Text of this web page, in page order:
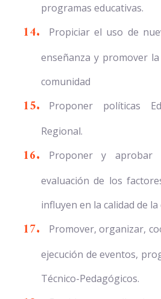
programas educativas.
Propiciar el uso de
enseñanza y promover
comunidad
Proponer políticas
Regional.
Proponer y aprobar
evaluación de los
influyen en la calidad de la
Promover, organizar,
ejecución de eventos,
Técnico-Pedagógicos.